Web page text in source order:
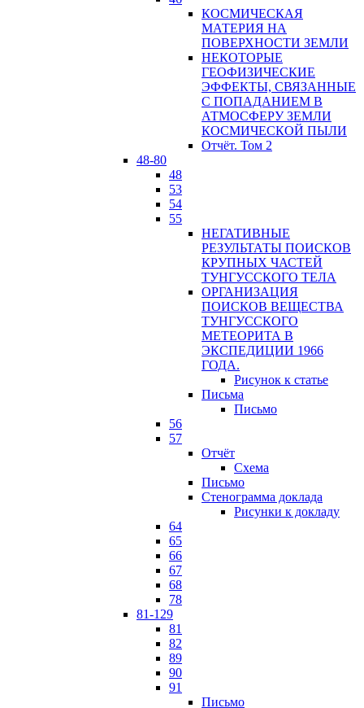
КОСМИЧЕСКАЯ
МАТЕРИЯ НА
ПОВЕРХНОСТИ ЗЕМЛИ
НЕКОТОРЫЕ
ГЕОФИЗИЧЕСКИЕ
ЭФФЕКТЫ, СВЯЗАННЫЕ
С ПОПАДАНИЕМ В
АТМОСФЕРУ ЗЕМЛИ
КОСМИЧЕСКОЙ ПЫЛИ
Отчёт. Том 2
48-80
48
53
54
55
НЕГАТИВНЫЕ
РЕЗУЛЬТАТЫ ПОИСКОВ
КРУПНЫХ ЧАСТЕЙ
ТУНГУССКОГО ТЕЛА
ОРГАНИЗАЦИЯ
ПОИСКОВ ВЕЩЕСТВА
ТУНГУССКОГО
МЕТЕОРИТА В
ЭКСПЕДИЦИИ 1966
ГОДА.
Рисунок к статье
Письма
Письмо
56
57
Отчёт
Схема
Письмо
Стенограмма доклада
Рисунки к докладу
64
65
66
67
68
78
81-129
81
82
89
90
91
Письмо